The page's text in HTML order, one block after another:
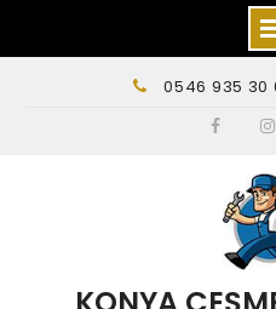
0546 935 30